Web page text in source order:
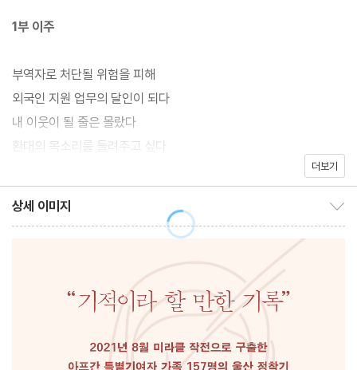
과 아프간 아이들의 축구장으로 변했고, 그들의 울산 정착은 모범적
지난 1년간 울산과 인천을 오가며 아프간 가족들의 울산 정착기를
취재해 온 김영화 기자(《시사IN》)는 주민들이 왜 반발했으며, 누가
어떻게 갈등을 줄이려고 했는지, 무슬림 이웃이 생긴다는 것은 어떤
의미인지 등을 알기 위해 교육청, 학교, 현대중공업, 다문화센터 관
계자, 통역사, 지역 주민 등 한국인 30여 명을 인터뷰했다. 이를 바
탕으로 이방인을 마주하면서 당황했던 사람들이 각자의 자리에서
최선을 다해 이들을 환대하고 도운, 뭉클하고도 감동적인 이야기를
1부 이주
부역자로 처단될 위험을 피해
외국인 지원 업무의 달인이 되다
내 이웃이 될 줄은 몰랐다
환대의 목소리를 들려주고 싶다
원망과 성토가 난무한 학부모 설명회
아프간 주민의 민원 해결사
아프간의 방식 그리고 한국의 방식 1
초등학교 학부모 만남의 자리
더보기
상세 이미지